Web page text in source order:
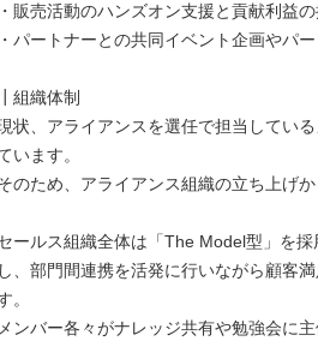
・販売活動のハンズオン支援と貢献利益
・パートナーとの共同イベント企画やパ
┃組織体制
状、アライアンスを選任で担当してい
います。
のため、アライアンス組織の立ち上げか
ールス組織全体は「The Model型」を
し、部門間連携を活発に行いながら顧客
。
メンバー各々がナレッジ共有や勉強会に